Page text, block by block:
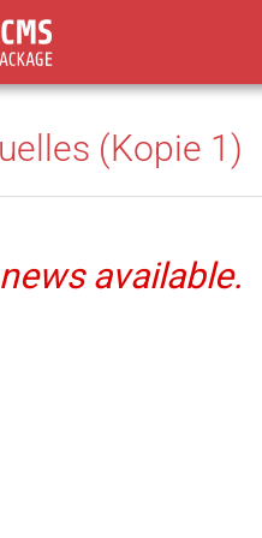
(Kopie 1)
available.